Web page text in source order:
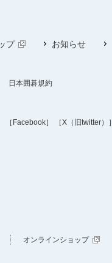
プ お知らせ
日本囲碁規約
［Facebook］ ［X（旧twitter）］
オンラインショップ